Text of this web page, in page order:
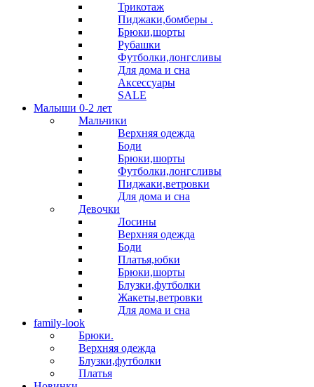
Трикотаж
Пиджаки,бомберы .
Брюки,шорты
Рубашки
Футболки,лонгсливы
Для дома и сна
Аксессуары
SALE
Малыши 0-2 лет
Мальчики
Верхняя одежда
Боди
Брюки,шорты
Футболки,лонгсливы
Пиджаки,ветровки
Для дома и сна
Девочки
Лосины
Верхняя одежда
Боди
Платья,юбки
Брюки,шорты
Блузки,футболки
Жакеты,ветровки
Для дома и сна
family-look
Брюки.
Верхняя одежда
Блузки,футболки
Платья